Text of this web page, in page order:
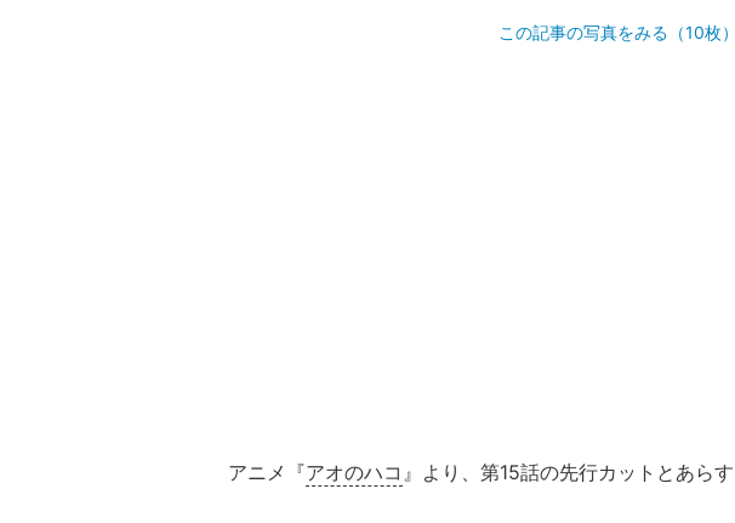
この記事の写真をみる（10枚）
アニメ『アオのハコ 』より、第15話の先行カットとあらす